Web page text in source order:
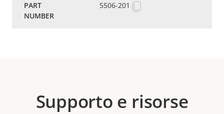
5506-201
Supporto e risorse